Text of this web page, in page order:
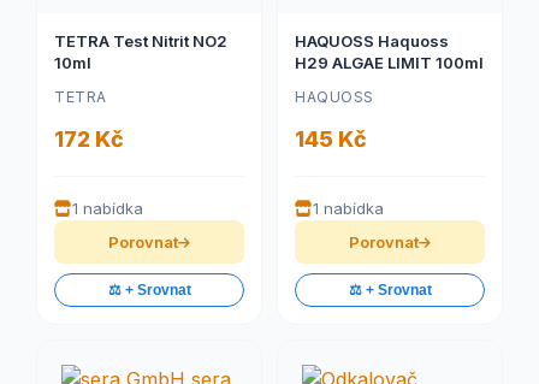
TETRA Test Nitrit NO2
10ml
TETRA
172 Kč
1 nabídka
Porovnat
⚖️ + Srovnat
HAQUOSS Haquoss
H29 ALGAE LIMIT 100ml
HAQUOSS
145 Kč
1 nabídka
Porovnat
⚖️ + Srovnat